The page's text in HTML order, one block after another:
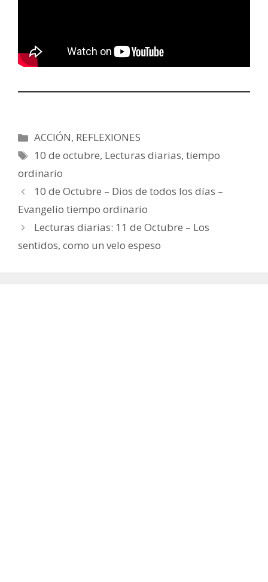
Categorías
ACCIÓN, REFLEXIONES
Etiquetas
10 de octubre, Lecturas diarias,tiempo
ordinario
10 de Octubre – Dios de todos los días –
Evangelio tiempo ordinario
Lecturas diarias: 11 de Octubre – Los
sentidos, como un velo espeso